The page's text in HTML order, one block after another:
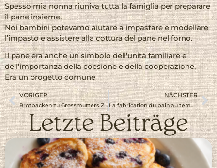
Spesso mia nonna riuniva tutta la famiglia per preparare
il pane insieme.
Noi bambini potevamo aiutare a impastare e modellare
l’impasto e assistere alla cottura del pane nel forno.
Il pane era anche un simbolo dell’unità familiare e
dell’importanza della coesione e della cooperazione.
Era un progetto comune
VORIGER
Brotbacken zu Grossmutters Zeiten
NÄCHSTER
La fabrication du pain au temps de nos grands-mères
Letzte Beiträge